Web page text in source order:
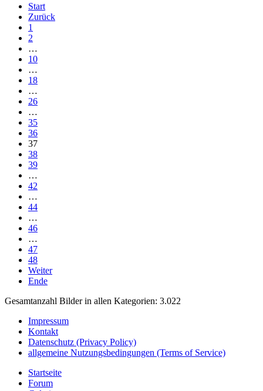
Start
Zurück
1
2
…
10
…
18
…
26
…
35
36
37
38
39
…
42
…
44
…
46
…
47
48
Weiter
Ende
Gesamtanzahl Bilder in allen Kategorien: 3.022
Impressum
Kontakt
Datenschutz (Privacy Policy)
allgemeine Nutzungsbedingungen (Terms of Service)
Startseite
Forum